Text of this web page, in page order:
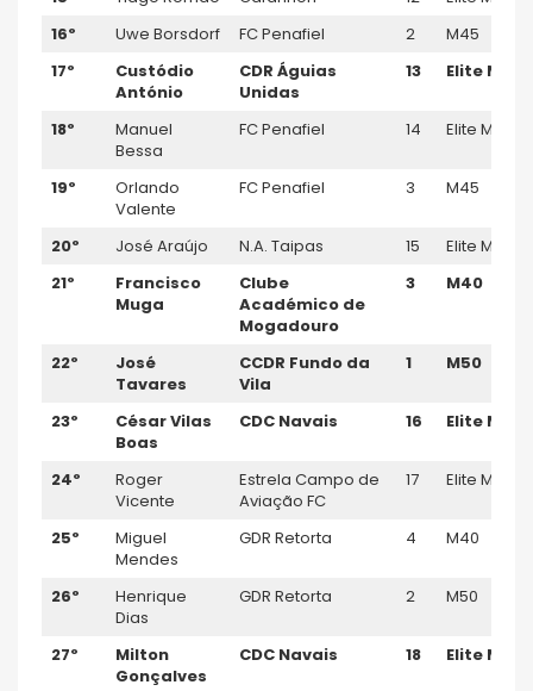
16º
Uwe Borsdorf FC Penafiel 2
M45
17º
Custódio
António
CDR Águias
Unidas
13 Elite M
18º
Manuel
Bessa
FC Penafiel 14 Elite M
19º
Orlando
Valente
FC Penafiel 3 M45
20º José Araújo N.A. Taipas 15
Elite M
21º
Francisco
Muga
Clube
Académico de
Mogadouro
3 M40
22º
José
Tavares
CCDR Fundo da
Vila
1 M50
23º
César Vilas
Boas
CDC Navais 16 Elite M
24º
Roger
Vicente
Estrela Campo de
Aviação FC
17 Elite M
25º
Miguel
Mendes
GDR Retorta 4 M40
26º
Henrique
Dias
GDR Retorta 2 M50
27º
Milton
Gonçalves
CDC Navais 18 Elite M